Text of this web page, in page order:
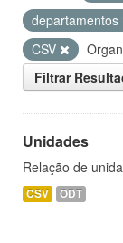
departamentos
CSV
Filtrar
Unidades
Relação de
CSV ODT